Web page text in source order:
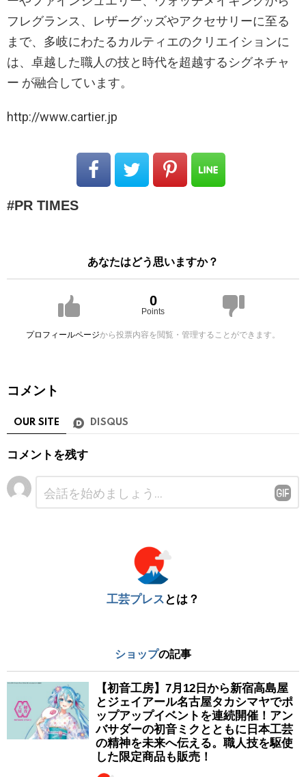
フレグランス、レザーグッズやアクセサリーに至る
まで、多岐にわたるカルティエのクリエイションに
は、卓越した職人の技と時代を超越するシグネチャ
ー が融合しています。
http://www.cartier.jp
PR TIMES
あなたはどう思いますか？
0
Points
プロフィールページから投票内容を閲覧・管理することができます。
コメント
OUR SITE DISQUS
コメントを残す
工芸プレス とは？
ショップの記事
【初音工房】7月12日から新宿高島屋
とジェイアール名古屋タカシマヤでポ
ップアップイベントを連続開催！アン
バサダーの初音ミクとともに日本工芸
の精神を未来へ伝える。職人技を駆使
した限定商品も販売！